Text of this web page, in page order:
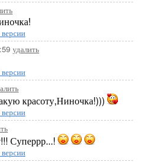
удалить
красоту,Ниночка!)))
Суперрр...!